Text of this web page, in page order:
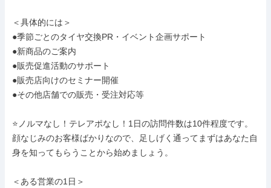
＜具体的には＞
●季節ごとのタイヤ交換PR・イベント企画サポート
●新商品のご案内
●販売促進活動のサポート
●販売店向けのセミナー開催
●その他店舗での販売・受注対応等
⭐ノルマなし！テレアポなし！1日の訪問件数は10件程度です。
顔なじみのお客様ばかりなので、足しげく通ってまずはあなた自
身を知ってもらうことから始めましょう。
＜ある営業の1日＞